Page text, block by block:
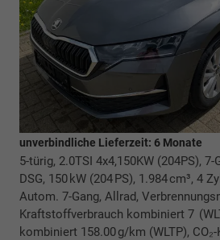
unverbindliche Lieferzeit: 6 Monate
5-türig, 2.0TSI 4x4,150KW (204PS), 7-
DSG, 150 kW (204 PS), 1.984 cm³, 4
Autom. 7-Gang, Allrad,
Kraftstoffverbrauch kombiniert 7
kombiniert 158.00 g/km (WLTP), CO₂-